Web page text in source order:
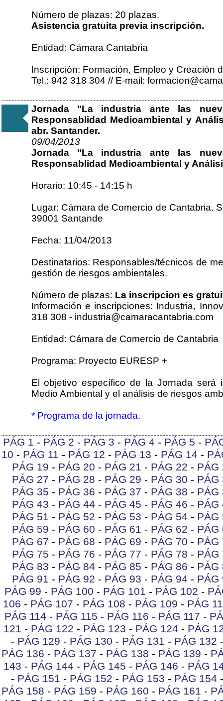
Número de plazas: 20 plazas.
Asistencia gratuita previa inscripción.
Entidad: Cámara Cantabria
Inscripción: Formación, Empleo y Creación
Tel.: 942 318 304 // E-mail:
Jornada "La industria ante las
Responsablidad Medioambiental y
abr. Santander.
09/04/2013
Jornada "La industria ante las
Responsablidad Medioambiental y
Horario: 10:45 - 14:15 h
Lugar: Cámara de Comercio de Cantabria.
39001 Santande
Fecha: 11/04/2013
Destinatarios: Responsables/técnicos de
gestión de riesgos ambientales.
Número de plazas: La inscripcion es
Información e inscripciones: Industria,
318 308 - industria@camaracantabria.com
Entidad: Cámara de Comercio de Cantabria
Programa: Proyecto EURESP +
El objetivo específico de la Jornada será
Medio Ambiental y el análisis de riesgos
* Programa de la jornada.
PÁG 1 - PÁG 2 - PÁG 3 - PÁG 4 - PÁG 5 -
10 - PÁG 11 - PÁG 12 - PÁG 13 - PÁG 14 -
PÁG 19 - PÁG 20 - PÁG 21 - PÁG 22 - PÁG
PÁG 27 - PÁG 28 - PÁG 29 - PÁG 30 - PÁG
PÁG 35 - PÁG 36 - PÁG 37 - PÁG 38 - PÁG
PÁG 43 - PÁG 44 - PÁG 45 - PÁG 46 - PÁG
PÁG 51 - PÁG 52 - PÁG 53 - PÁG 54 - PÁG
PÁG 59 - PÁG 60 - PÁG 61 - PÁG 62 - PÁG
PÁG 67 - PÁG 68 - PÁG 69 - PÁG 70 - PÁG
PÁG 75 - PÁG 76 - PÁG 77 - PÁG 78 - PÁG
PÁG 83 - PÁG 84 - PÁG 85 - PÁG 86 - PÁG
PÁG 91 - PÁG 92 - PÁG 93 - PÁG 94 - PÁG
PÁG 99 - PÁG 100 - PÁG 101 - PÁG 102 -
106 - PÁG 107 - PÁG 108 - PÁG 109 - PÁG
PÁG 114 - PÁG 115 - PÁG 116 - PÁG 117 -
121 - PÁG 122 - PÁG 123 - PÁG 124 - PÁG
- PÁG 129 - PÁG 130 - PÁG 131 - PÁG 132
PÁG 136 - PÁG 137 - PÁG 138 - PÁG 139 -
143 - PÁG 144 - PÁG 145 - PÁG 146 - PÁG
- PÁG 151 - PÁG 152 - PÁG 153 - PÁG 154
PÁG 158 - PÁG 159 - PÁG 160 - PÁG 161 -